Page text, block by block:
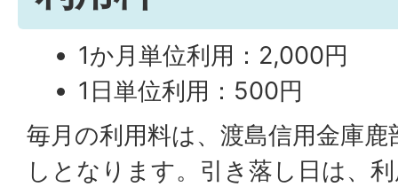
1か月単位利用：2,000円
1日単位利用：500円
毎月の利用料は、渡島信用金庫
しとなります。引き落し日は、